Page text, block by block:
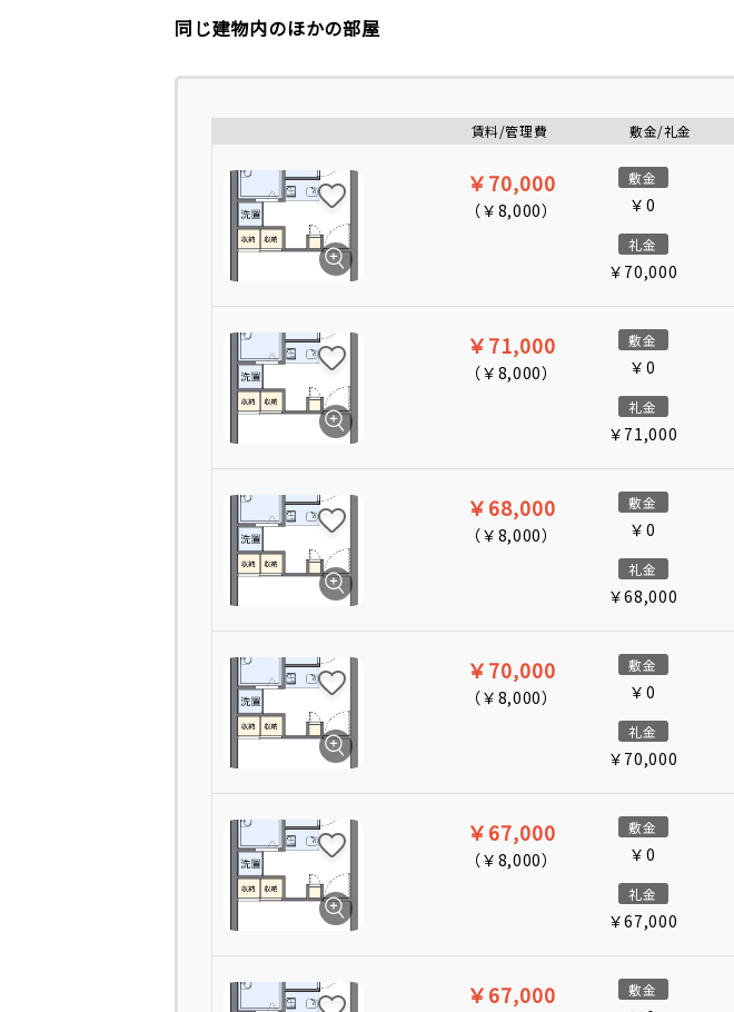
同じ建物内のほかの部屋
賃料/管理費 敷金/礼金
￥70,000
（￥8,000）
敷金
￥0
礼金
￥70,000
￥71,000
（￥8,000）
敷金
￥0
礼金
￥71,000
￥68,000
（￥8,000）
敷金
￥0
礼金
￥68,000
￥70,000
（￥8,000）
敷金
￥0
礼金
￥70,000
￥67,000
（￥8,000）
敷金
￥0
礼金
￥67,000
￥67,000 敷金